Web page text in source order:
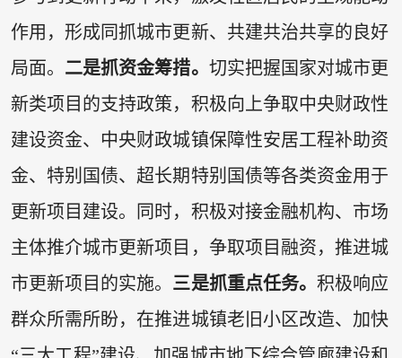
作用，形成同抓城市更新、共建共治共享的良好
局面。 二是抓资金筹措。 切实把握国家对城市更
新类项目的支持政策，积极向上争取中央财政性
建设资金、中央财政城镇保障性安居工程补助资
金、特别国债、超长期特别国债等各类资金用于
更新项目建设。同时，积极对接金融机构、市场
主体推介城市更新项目，争取项目融资，推进城
市更新项目的实施。 三是抓重点任务。 积极响应
群众所需所盼，在推进城镇老旧小区改造、加快